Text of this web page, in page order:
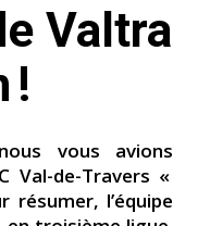
!
vous avions
Val-de-Travers «
résumer, l’équipe